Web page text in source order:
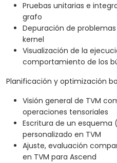
Pruebas unitarias e
grafo
Depuración de
kernel
Visualización de la
comportamiento de los
Planificación y optimización
Visión general de TVM
operaciones tensoriales
Escritura de un
personalizado en TVM
Ajuste, evaluación
en TVM para Ascend